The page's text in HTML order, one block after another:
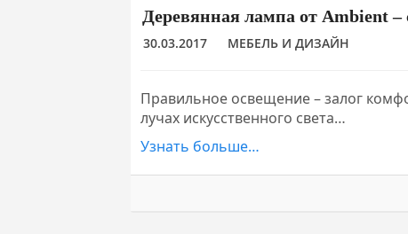
Деревянная лампа от Ambient
30.03.2017 МЕБЕЛЬ И ДИЗАЙН
Правильное освещение – залог
лучах искусственного света…
Узнать больше…